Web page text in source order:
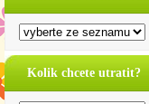
Kolik chcete utratit?